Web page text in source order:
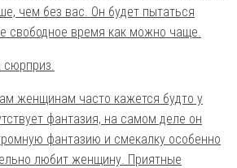
чем без вас. Он будет пытаться
свободное время как можно чаще.
женщинам часто кажется будто у
фантазия, на самом деле он
фантазию и смекалку особенно
любит женщину. Приятные